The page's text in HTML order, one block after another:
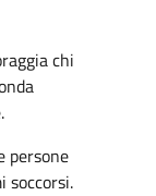
chi
persone
soccorsi.